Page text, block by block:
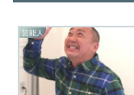
芸能人